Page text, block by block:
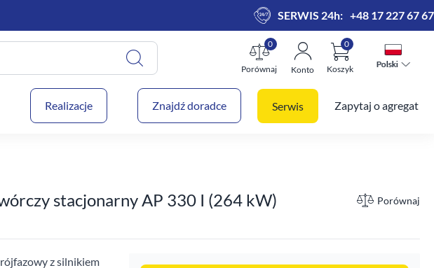
SERWIS 24h: +48 17 227 67 67
Porównaj
0
Konto Koszyk
0
Twój koszyk
Polski
Polski
Realizacje Znajdź doradce Serwis Zapytaj o agregat
stacjonarny AP 330 I (264 kW) Porównaj
z silnikiem